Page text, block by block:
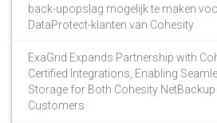
back-upopslag mogelijk te maken
DataProtect-klanten van Cohesity
ExaGrid Expands Partnership with
Certified Integrations, Enabling
Storage for Both Cohesity
Customers